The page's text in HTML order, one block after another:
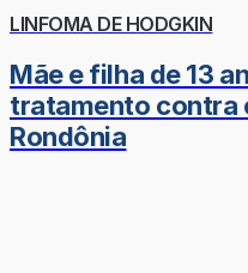
LINFOMA DE HODGKIN
Mãe e filha de 13
tratamento contra
Rondônia